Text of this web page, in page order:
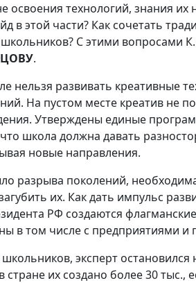
освоения технологий, знания их
в этой части? Как сочетать
С этими вопросами
.
нельзя развивать креативные
На пустом месте креатив не
Утверждены единые
школа должна давать
новые направления.
разрыва поколений,
их. Как дать импульс
РФ создаются
в том числе с предприятиями и
эксперт
стране их создано более 30